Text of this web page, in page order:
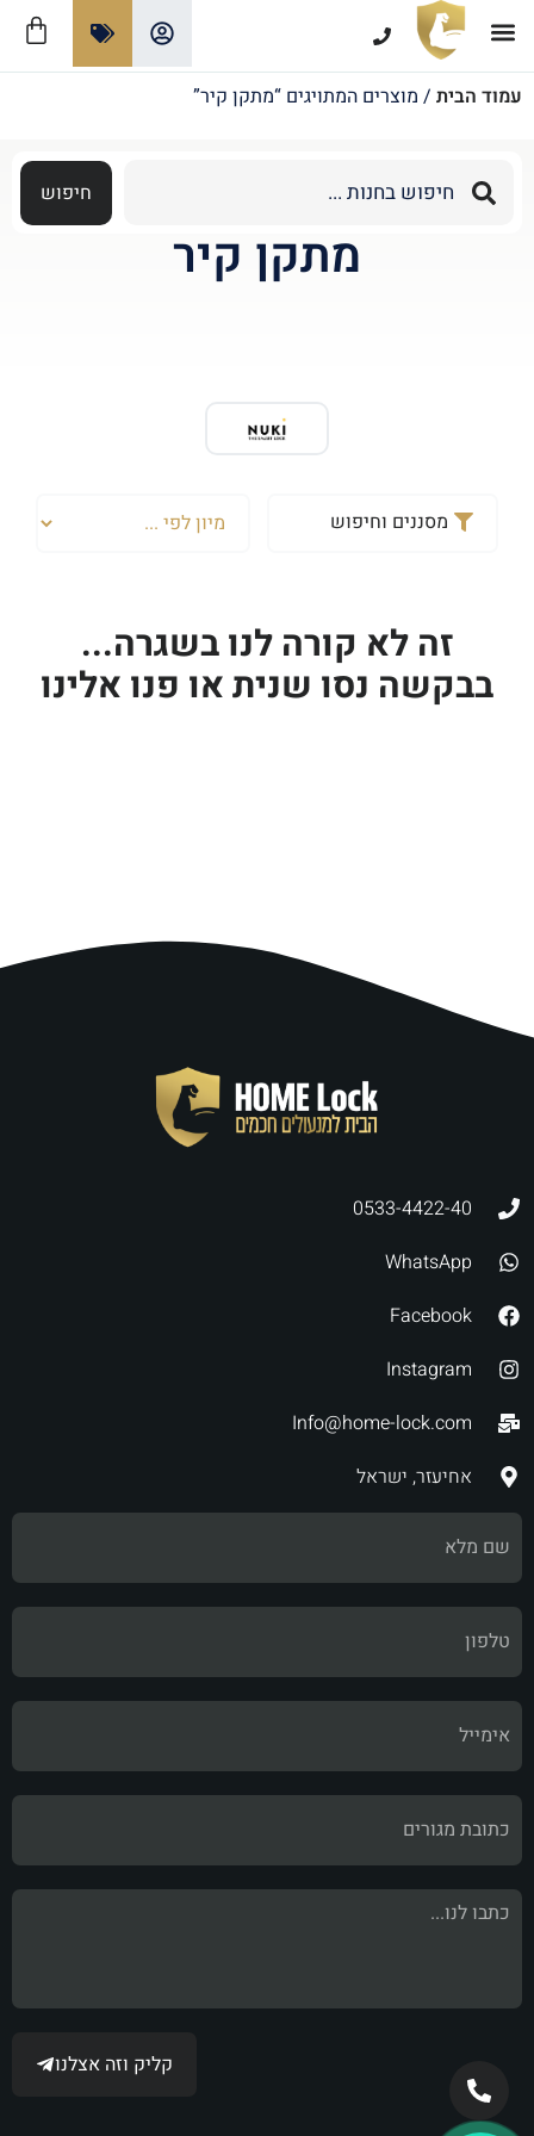
עמוד הבית / מוצרים המתויגים “מתקן קיר”
חיפוש
מתקן קיר
מסננים וחיפוש
זה לא קורה לנו בשגרה...
בבקשה נסו שנית או פנו אלינו
0533-4422-40
WhatsApp
Facebook
Instagram
Info@home-lock.com
אחיעזר, ישראל
קליק וזה אצלנו